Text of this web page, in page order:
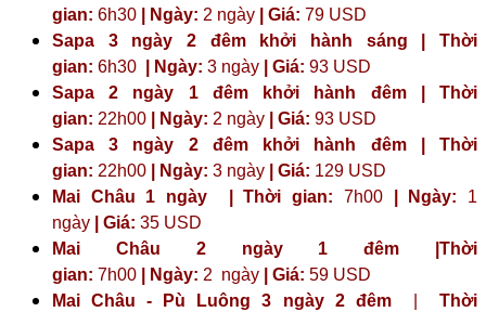
gian: 6h30 | Ngày: 2 ngày | Giá: 79 USD
Sapa 3 ngày 2 đêm khởi hành sáng | Thời
gian: 6h30 | Ngày: 3 ngày | Giá: 93 USD
Sapa 2 ngày 1 đêm khởi hành đêm | Thời
gian: 22h00 | Ngày: 2 ngày | Giá: 93 USD
Sapa 3 ngày 2 đêm khởi hành đêm | Thời
gian: 22h00 | Ngày: 3 ngày | Giá: 129 USD
Mai Châu 1 ngày | Thời gian: 7h00 | Ngày: 1
ngày
| Giá: 35 USD
Mai Châu 2 ngày 1 đêm |Thời
gian: 7h00 | Ngày: 2 ngày Giá: 59 USD
Mai Châu - Pù Luông 3 ngày 2 đêm
Thời